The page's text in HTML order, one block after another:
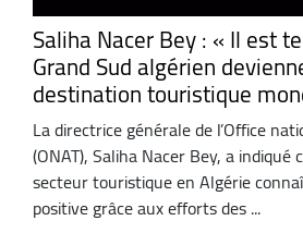
Saliha Nacer Bey : « Il est
Grand Sud algérien
destination touristique
La directrice générale de l’Office
(ONAT), Saliha Nacer Bey, a indiqué
secteur touristique en Algérie
positive grâce aux efforts des ...